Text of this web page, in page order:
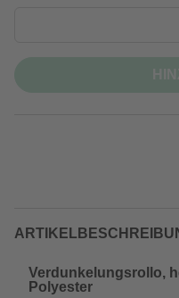
Verdunkelungsrollo,
Polyester